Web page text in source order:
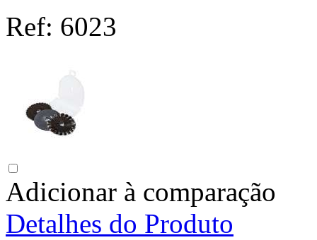
Ref: 6023
Adicionar à comparação
Detalhes do Produto